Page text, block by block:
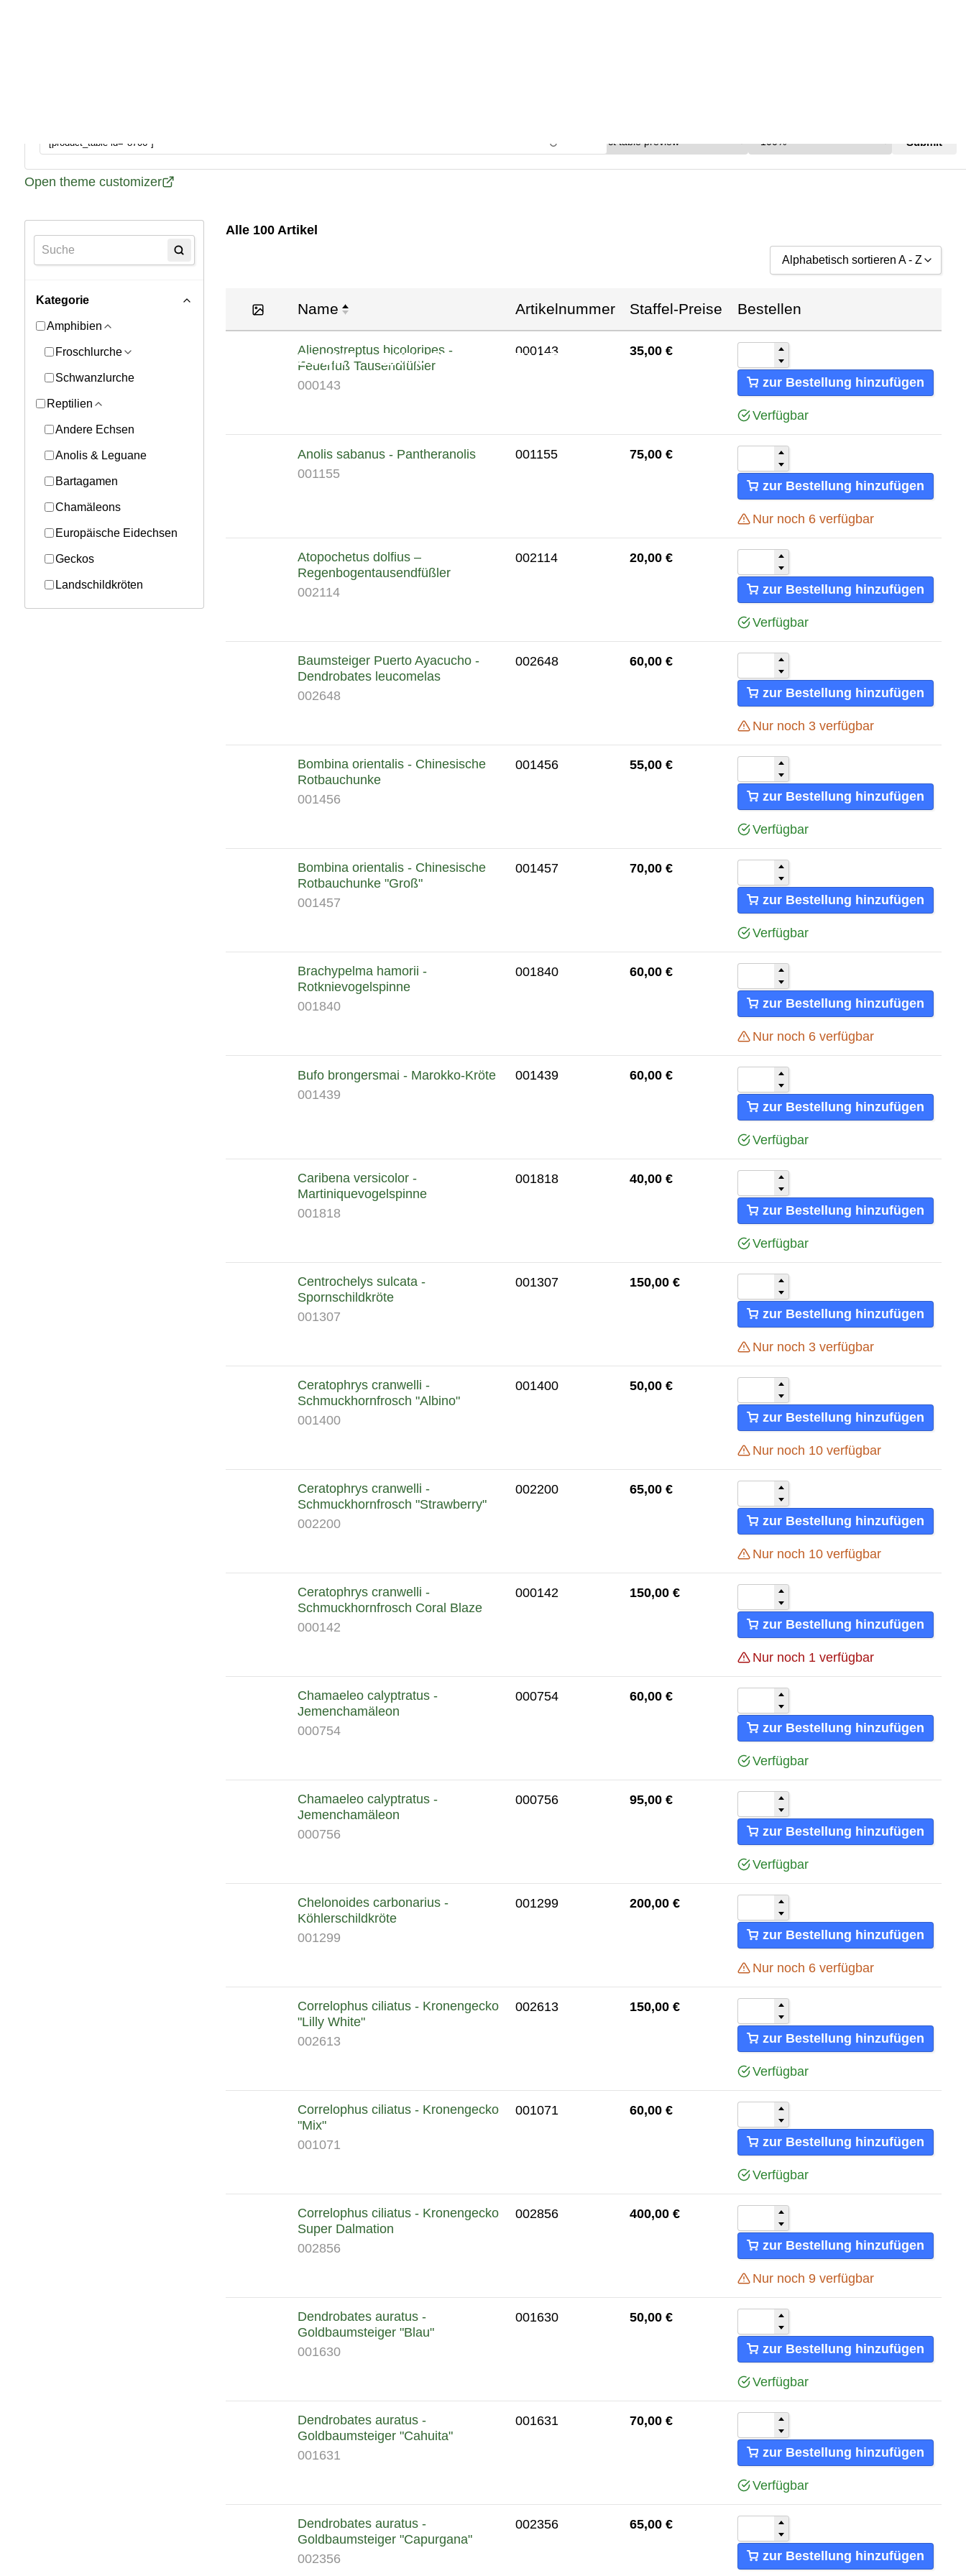
ZUCHT EXPORT KONTAKT
↻
Open theme customizer
Kategorie
Amphibien
Froschlurche
Schwanzlurche
Reptilien
Andere Echsen
Anolis & Leguane
Bartagamen
Chamäleons
Europäische Eidechsen
Geckos
Landschildkröten
Schlangen
Alle 100 Artikel
Alphabetisch sortieren A - Z
Alphabetisch sortieren A - Z
Alphabetisch sortieren Z - A
Name Artikelnummer Staffel-Preise Bestellen
Alienostreptus bicoloripes -
Feuerfuß Tausendfüßler
000143
000143 35,00 €
zur Bestellung hinzufügen
Verfügbar
Anolis sabanus - Pantheranolis
001155
001155 75,00 €
zur Bestellung hinzufügen
Nur noch 6verfügbar
Atopochetus dolfius –
Regenbogentausendfüßler
002114
002114 20,00 €
zur Bestellung hinzufügen
Verfügbar
Baumsteiger Puerto Ayacucho -
Dendrobates leucomelas
002648
002648 60,00 €
zur Bestellung hinzufügen
Nur noch 3verfügbar
Bombina orientalis - Chinesische
Rotbauchunke
001456
001456 55,00 €
zur Bestellung hinzufügen
Verfügbar
Bombina orientalis - Chinesische
Rotbauchunke "Groß"
001457
001457 70,00 €
zur Bestellung hinzufügen
Verfügbar
Brachypelma hamorii -
Rotknievogelspinne
001840
001840 60,00 €
zur Bestellung hinzufügen
Nur noch 6verfügbar
Bufo brongersmai - Marokko-Kröte
001439
001439 60,00 €
zur Bestellung hinzufügen
Verfügbar
Caribena versicolor -
Martiniquevogelspinne
001818
001818 40,00 €
zur Bestellung hinzufügen
Verfügbar
Centrochelys sulcata -
Spornschildkröte
001307
001307 150,00 €
zur Bestellung hinzufügen
Nur noch 3verfügbar
Ceratophrys cranwelli -
Schmuckhornfrosch "Albino"
001400
001400 50,00 €
zur Bestellung hinzufügen
Nur noch 10verfügbar
Ceratophrys cranwelli -
Schmuckhornfrosch "Strawberry"
002200
002200 65,00 €
zur Bestellung hinzufügen
Nur noch 10verfügbar
Ceratophrys cranwelli -
Schmuckhornfrosch Coral Blaze
000142
000142 150,00 €
zur Bestellung hinzufügen
Nur noch 1 verfügbar
Chamaeleo calyptratus -
Jemenchamäleon
000754
000754 60,00 €
zur Bestellung hinzufügen
Verfügbar
Chamaeleo calyptratus -
Jemenchamäleon
000756
000756 95,00 €
zur Bestellung hinzufügen
Verfügbar
Chelonoides carbonarius -
Köhlerschildkröte
001299
001299 200,00 €
zur Bestellung hinzufügen
Nur noch 6verfügbar
Correlophus ciliatus - Kronengecko
"Lilly White"
002613
002613 150,00 €
zur Bestellung hinzufügen
Verfügbar
Correlophus ciliatus - Kronengecko
"Mix"
001071
001071 60,00 €
zur Bestellung hinzufügen
Verfügbar
Correlophus ciliatus - Kronengecko
Super Dalmation
002856
002856 400,00 €
zur Bestellung hinzufügen
Nur noch 9verfügbar
Dendrobates auratus -
Goldbaumsteiger "Blau"
001630
001630 50,00 €
zur Bestellung hinzufügen
Verfügbar
Dendrobates auratus -
Goldbaumsteiger "Cahuita"
001631
001631 70,00 €
zur Bestellung hinzufügen
Verfügbar
Dendrobates auratus -
Goldbaumsteiger "Capurgana"
002356
002356 65,00 €
zur Bestellung hinzufügen